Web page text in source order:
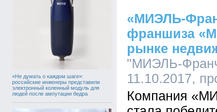
«Не думать о каждом шаге»:
российские инженеры представили
электронный коленный модуль для
людей после ампутации бедра
«МИЭЛЬ-
франшиза
рынке
"МИЭЛЬ-
11.10.2017,
Компания